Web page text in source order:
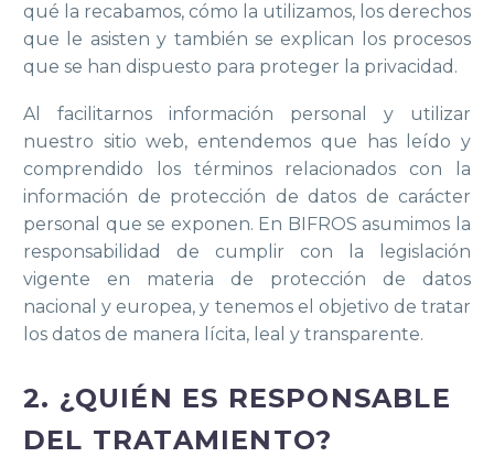
qué la recabamos, cómo la utilizamos, los derechos
que le asisten y también se explican los procesos
que se han dispuesto para proteger la privacidad.
Al facilitarnos información personal y utilizar
nuestro sitio web, entendemos que has leído y
comprendido los términos relacionados con la
información de protección de datos de carácter
personal que se exponen. En BIFROS asumimos la
responsabilidad de cumplir con la legislación
vigente en materia de protección de datos
nacional y europea, y tenemos el objetivo de tratar
los datos de manera lícita, leal y transparente.
2. ¿QUIÉN ES RESPONSABLE
DEL TRATAMIENTO?